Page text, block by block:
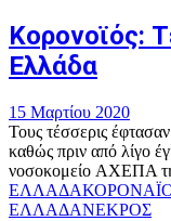
Κορονοϊός:
Ελλάδα
15 Μαρτίου 2020
Τους τέσσερις
καθώς πριν από λίγο
νοσοκομείo ΑΧΕΠΑ
ΕΛΛΑΔΑ
ΕΛΛΑΔΑΝΕΚΡΟΣ